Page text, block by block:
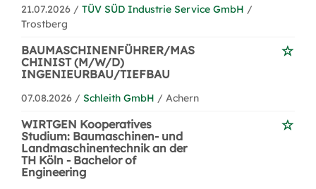
21.07.2026 / TÜV SÜD Industrie Service GmbH /
Trostberg
BAUMASCHINENFÜHRER/MAS
CHINIST (M/W/D)
INGENIEURBAU/TIEFBAU
07.08.2026 / Schleith GmbH / Achern
WIRTGEN Kooperatives
Studium: Baumaschinen- und
Landmaschinentechnik an der
TH Köln - Bachelor of
Engineering